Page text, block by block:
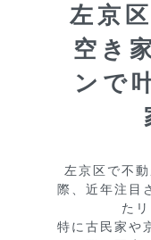
定休日：毎週水曜日
左
左京
空き
ンで
左京区で不
際、近年注目
た
特に古民家や